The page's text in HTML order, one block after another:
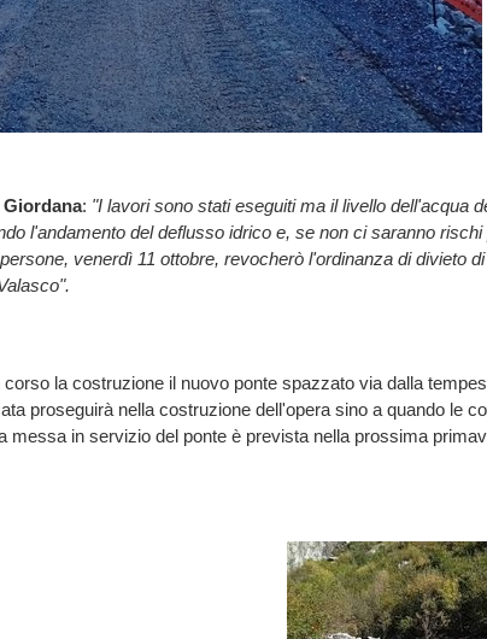
: "I lavori sono stati eseguiti ma il livello dell'acqua
l'andamento del deflusso idrico e, se non ci saranno
venerdì 11 ottobre, revocherò l'ordinanza di divieto
corso la costruzione il nuovo ponte spazzato via dalla
proseguirà nella costruzione dell'opera sino a quando le
messa in servizio del ponte è prevista nella prossima